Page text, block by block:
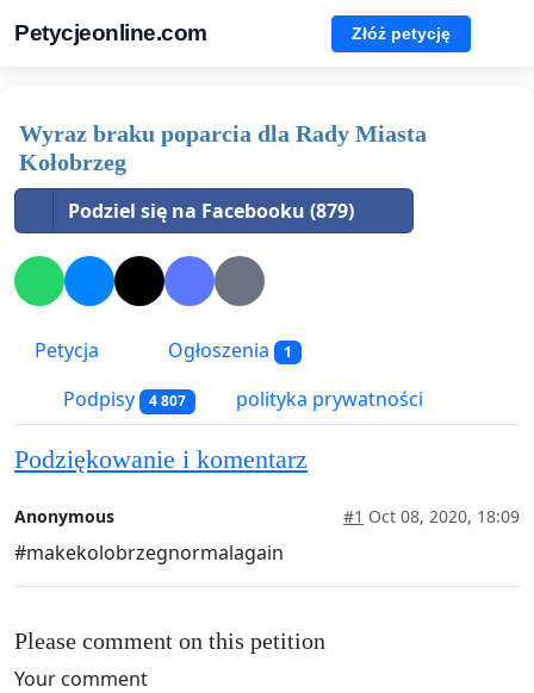
Petycjeonline.com Złóż petycję
Wyraz braku poparcia dla Rady Miasta
Kołobrzeg
Podziel się na Facebooku (879)
Petycja Ogłoszenia 1
Podpisy 4 807 polityka prywatności
Podziękowanie i komentarz
Anonymous #1 Oct 08, 2020, 18:09
#makekolobrzegnormalagain
Please comment on this petition
Your comment